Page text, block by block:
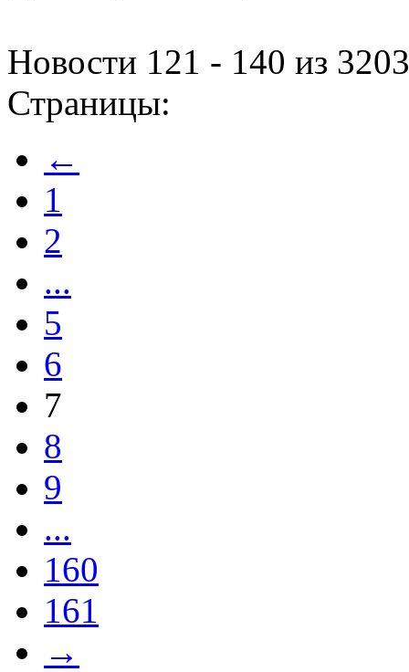
Новости 121 - 140 из 3203
Страницы:
←
1
2
...
5
6
7
8
9
...
160
161
→